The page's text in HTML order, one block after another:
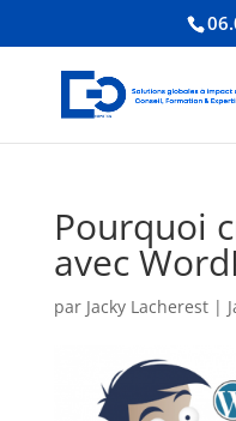
Pourquoi
avec
par Jacky Lacherest|